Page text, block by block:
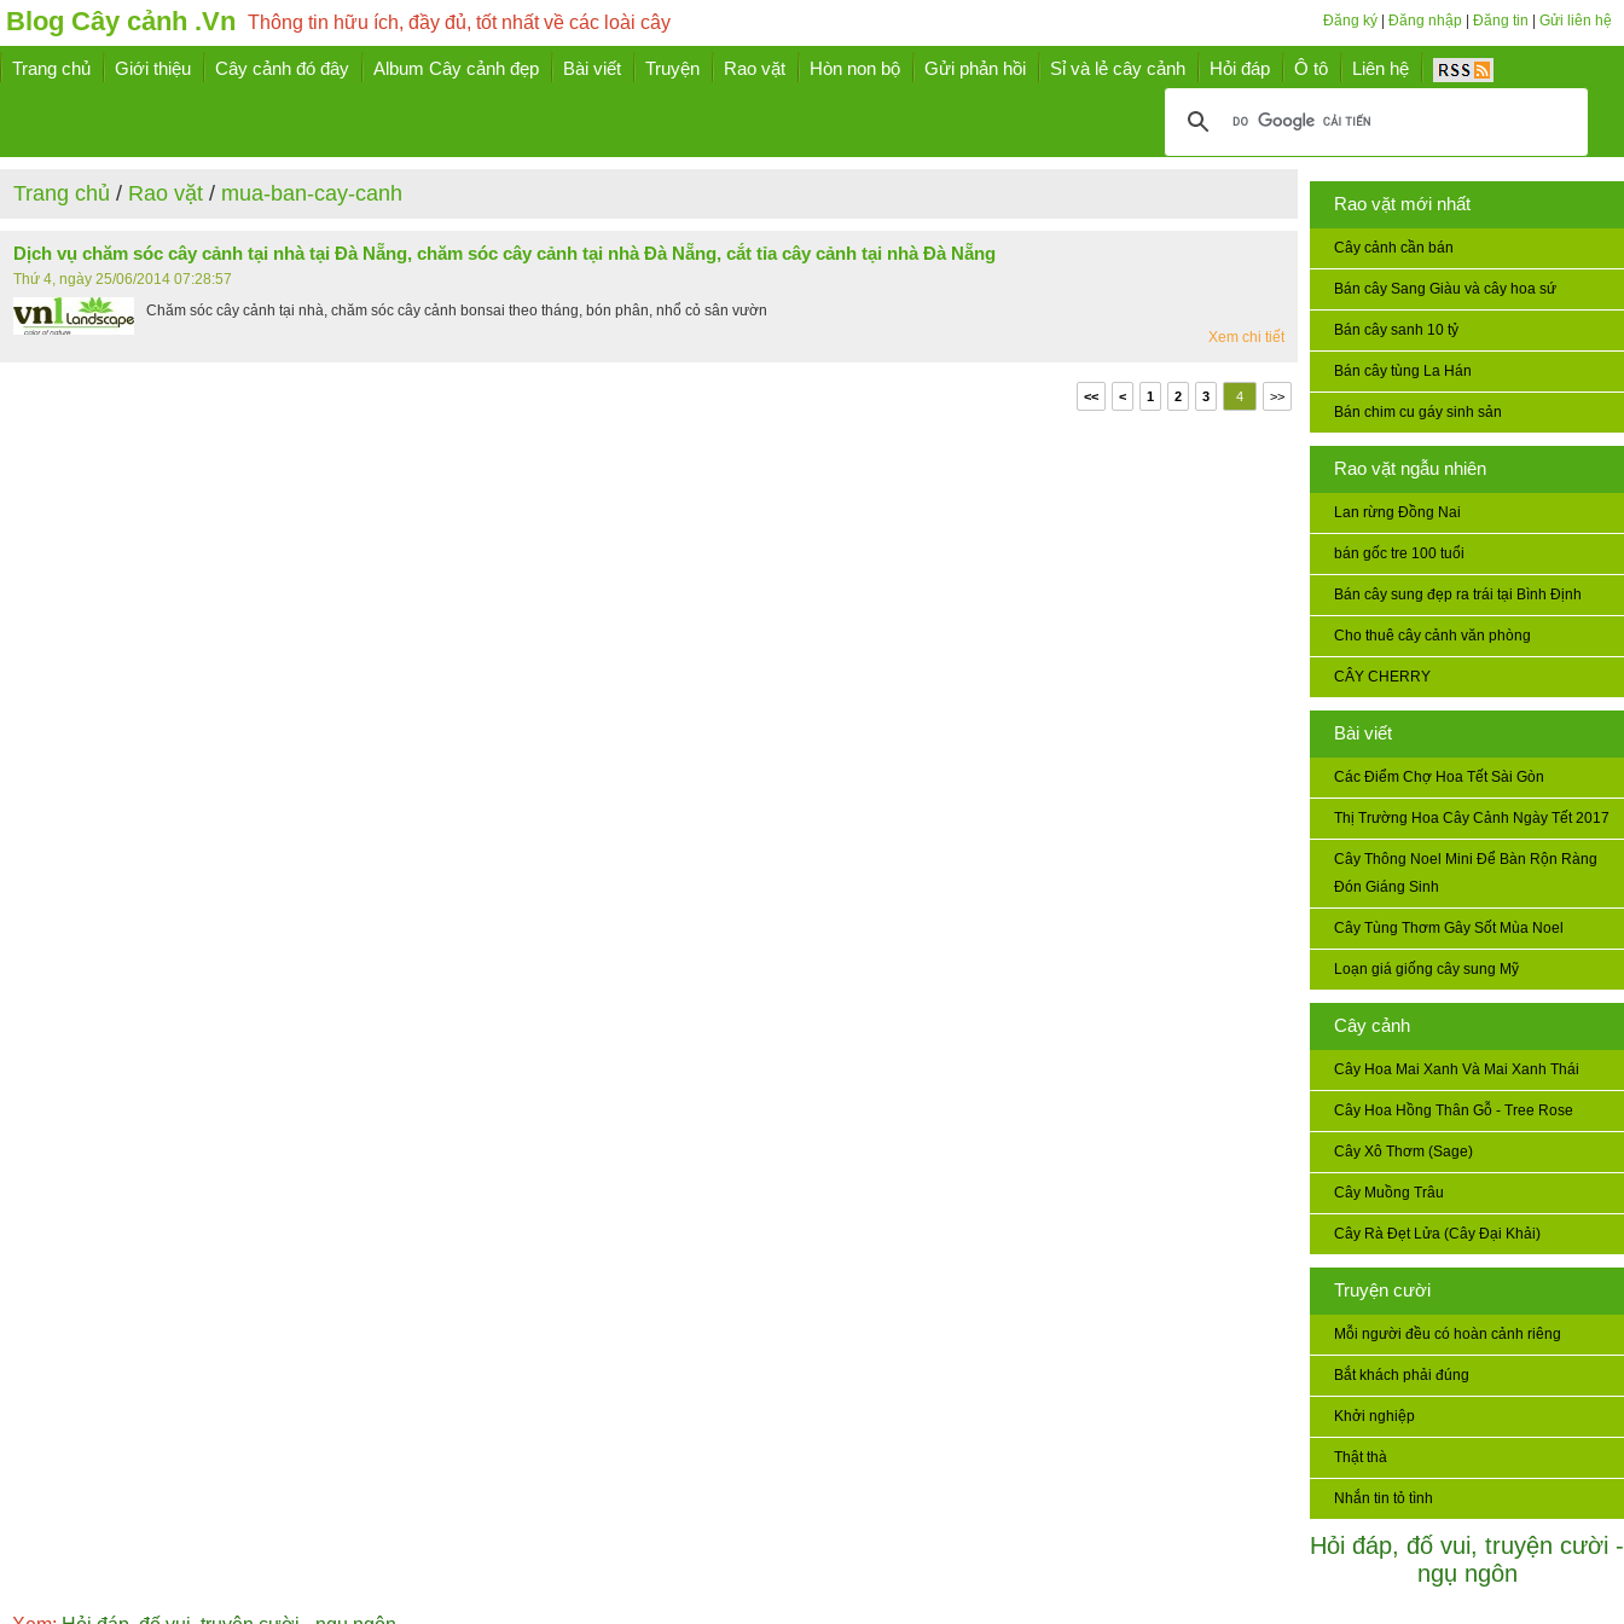
Blog Cây cảnh .Vn Thông tin hữu ích, đầy đủ, tốt nhất về các loài cây Đăng ký Đăng nhập Đăng tin Gửi liên hệ
Trang chủ Giới thiệu Cây cảnh đó đây Album Cây cảnh đẹp Bài viết Truyện Rao vặt Hòn non bộ Gửi phản hồi Sỉ và lẻ cây cảnh Hỏi đáp Ô tô Liên hệ
Rao vặt mới nhất
Cây cảnh cần bán
Bán cây Sang Giàu và cây hoa sứ
Bán cây sanh 10 tỷ
Bán cây tùng La Hán
Bán chim cu gáy sinh sản
Rao vặt ngẫu nhiên
Lan rừng Đồng Nai
bán gốc tre 100 tuổi
Bán cây sung đẹp ra trái tại Bình Định
Cho thuê cây cảnh văn phòng
CÂY CHERRY
Bài viết
Các Điểm Chợ Hoa Tết Sài Gòn
Thị Trường Hoa Cây Cảnh Ngày Tết 2017
Cây Thông Noel Mini Để Bàn Rộn Ràng
Đón Giáng Sinh
Cây Tùng Thơm Gây Sốt Mùa Noel
Loạn giá giống cây sung Mỹ
Cây cảnh
Cây Hoa Mai Xanh Và Mai Xanh Thái
Cây Hoa Hồng Thân Gỗ - Tree Rose
Cây Xô Thơm (Sage)
Cây Muồng Trâu
Cây Rà Đẹt Lửa (Cây Đại Khải)
Truyện cười
Mỗi người đều có hoàn cảnh riêng
Bắt khách phải đúng
Khởi nghiệp
Thật thà
Nhắn tin tỏ tình
Hỏi đáp, đố vui, truyện cười -
ngụ ngôn
Trang chủ / Rao vặt/ mua-ban-cay-canh
Dịch vụ chăm sóc cây cảnh tại nhà tại Đà Nẵng, chăm sóc cây cảnh tại nhà Đà Nẵng, cắt tỉa cây cảnh tại nhà Đà Nẵng
Thứ 4, ngày 25/06/2014 07:28:57
Chăm sóc cây cảnh tại nhà, chăm sóc cây cảnh bonsai theo tháng, bón phân, nhổ cỏ sân vườn
Xem chi tiết
<< < 1 2 3 4 >>